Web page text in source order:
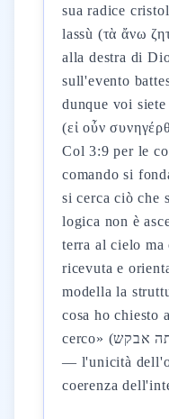
sua radice
lassù (τὰ ἄνω
alla destra di
sull'evento
dunque voi
(εἰ οὖν
Col 3:9 per le
comando si
si cerca ciò che
logica non è
terra al cielo ma
ricevuta e
modella la
cosa ho chiesto
cerco» (אחת שאלתי מאת יהוה אותה אבקש)
— l'unicità
coerenza